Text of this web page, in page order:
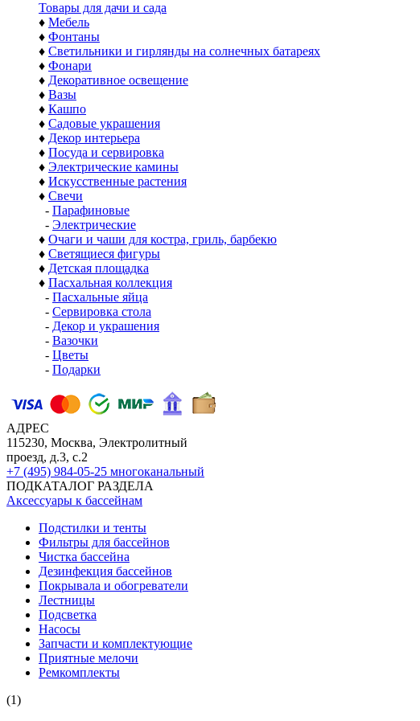
Товары для дачи и сада
♦ Мебель
♦ Фонтаны
♦ Светильники и гирлянды на солнечных батареях
♦ Фонари
♦ Декоративное освещение
♦ Вазы
♦ Кашпо
♦ Садовые украшения
♦ Декор интерьера
♦ Посуда и сервировка
♦ Электрические камины
♦ Искусственные растения
♦ Свечи
- Парафиновые
- Электрические
♦ Очаги и чаши для костра, гриль, барбекю
♦ Светящиеся фигуры
♦ Детская площадка
♦ Пасхальная коллекция
- Пасхальные яйца
- Сервировка стола
- Декор и украшения
- Вазочки
- Цветы
- Подарки
АДРЕС
115230, Москва, Электролитный
проезд, д.3, с.2
+7 (495) 984-05-25 многоканальный
ПОДКАТАЛОГ РАЗДЕЛА
Аксессуары к бассейнам
Подстилки и тенты
Фильтры для бассейнов
Чистка бассейна
Дезинфекция бассейнов
Покрывала и обогреватели
Лестницы
Подсветка
Насосы
Запчасти и комплектующие
Приятные мелочи
Ремкомплекты
(1)